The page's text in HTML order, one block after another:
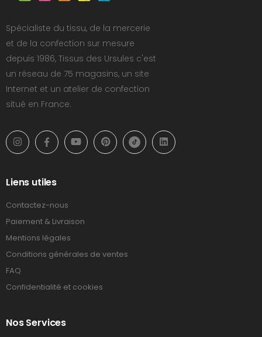
Spécialiste du tissu, de la mercerie
et de la confection sur mesure
depuis 1986, Tissus des Ursules c'est
un réseau de 75 magasins, un site
Internet et un atelier de confection
situé en France.
Liens utiles
Contactez-nous
Paiement & Livraison
Mentions légales
Conditions générales de ventes
FAQ
Confidentialité et cookies
Nos Services